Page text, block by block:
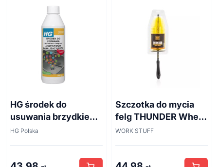
HG środek do
usuwania brzydkiego
zapachu z odpływów
HG Polska
Szczotka do mycia
felg THUNDER Wheel
Brush 45cm
WORK STUFF